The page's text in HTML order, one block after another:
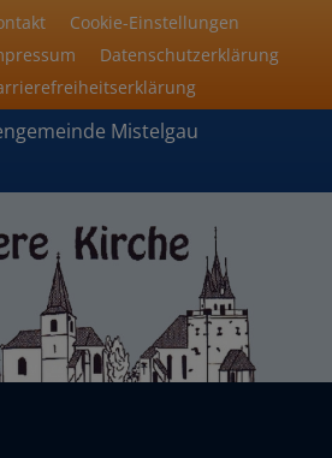
Cookie-Einstellungen
Datenschutzerklärung
Mistelgau